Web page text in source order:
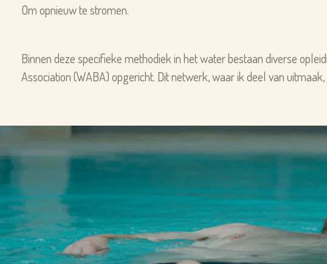
Om opnieuw te stromen.
Binnen deze specifieke methodiek in het water bestaan diverse
Association (WABA) opgericht. Dit netwerk, waar ik deel van